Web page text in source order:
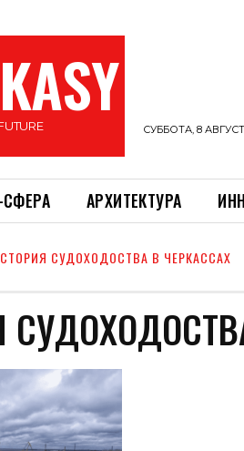
СУББОТА, 8
СФЕРА АРХИТЕКТУРА
СУДОХОДОСТВА В ЧЕРКАССАХ